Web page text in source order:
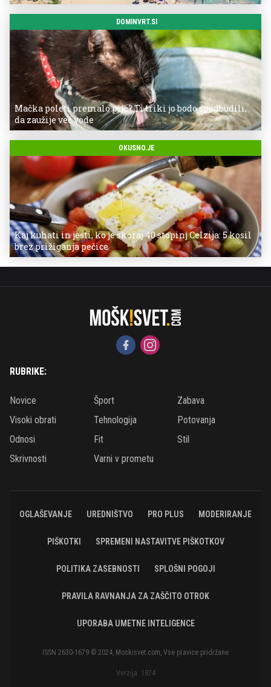
DOMINVRT.SI
Mačka poleti premalo pije? Ti triki jo bodo spodbudili,
da zaužije več vode
OKUSNO.JE
Kaj kuhati in jesti, ko je skoraj 40 stopinj Celzija: 5 kosil
brez prižiganja pečice
RUBRIKE:
Novice Šport
Zabava
Visoki obrati
Tehnologija
Potovanja
Odnosi
Fit
Stil
Skrivnosti
Varni v prometu
OGLAŠEVANJE UREDNIŠTVO PRO PLUS MODERIRANJE
PIŠKOTKI SPREMENI NASTAVITVE PIŠKOTKOV
POLITIKA ZASEBNOSTI SPLOŠNI POGOJI
PRAVILA RAVNANJA ZA ZAŠČITO OTROK
UPORABA UMETNE INTELIGENCE
ISSN 2630-1679 © 2024, Moskisvet.com, Vse pravice pridržane
Verzija: 1874